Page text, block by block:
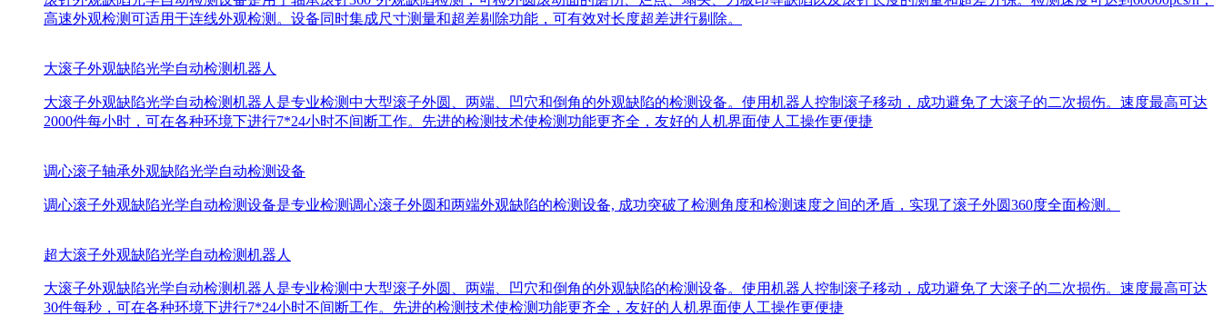
高速外观检测可适用于连线外观检测。设备同时集成尺寸测量和超差剔除功能，可有效对长度超差进行剔除。
大滚子外观缺陷光学自动检测机器人
大滚子外观缺陷光学自动检测机器人是专业检测中大型滚子外圆、两端、凹穴和倒角的外观缺陷的检测设备。使用机器人控制滚子移动，成功避免了大滚子的二次损伤。速度最高可达
2000件每小时，可在各种环境下进行7*24小时不间断工作。先进的检测技术使检测功能更齐全，友好的人机界面使人工操作更便捷
调心滚子轴承外观缺陷光学自动检测设备
调心滚子外观缺陷光学自动检测设备是专业检测调心滚子外圆和两端外观缺陷的检测设备, 成功突破了检测角度和检测速度之间的矛盾，实现了滚子外圆360度全面检测。
超大滚子外观缺陷光学自动检测机器人
大滚子外观缺陷光学自动检测机器人是专业检测中大型滚子外圆、两端、凹穴和倒角的外观缺陷的检测设备。使用机器人控制滚子移动，成功避免了大滚子的二次损伤。速度最高可达
30件每秒，可在各种环境下进行7*24小时不间断工作。先进的检测技术使检测功能更齐全，友好的人机界面使人工操作更便捷